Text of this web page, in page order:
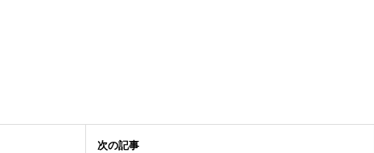
次の記事